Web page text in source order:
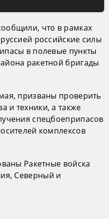
что в рамках
российские силы
в полевые пункты
ракетной бригады
призваны проверить
и техники, а также
спецбоеприпасов
комплексов
Ракетные войска
Северный и